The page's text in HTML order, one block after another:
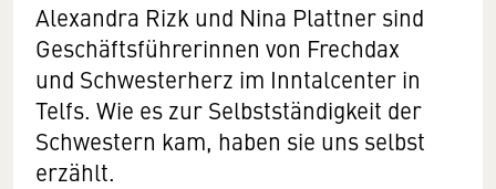
Alexandra Rizk und Nina Plattner sind
Geschäftsführerinnen von Frechdax
und Schwesterherz im Inntalcenter in
Telfs. Wie es zur Selbstständigkeit der
Schwestern kam, haben sie uns selbst
erzählt.